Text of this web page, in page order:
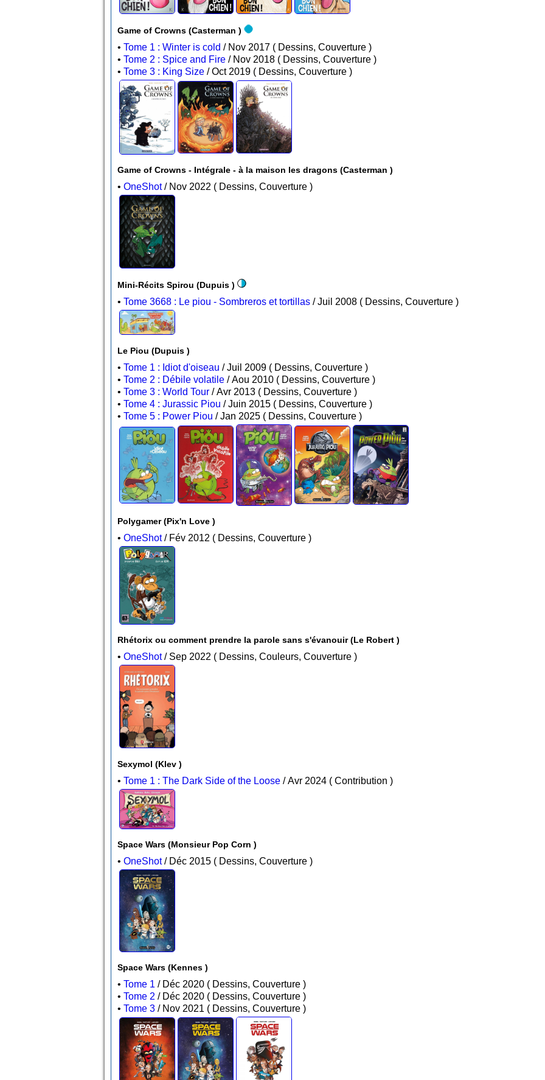
Game of Crowns (Casterman )
• Tome 1 : Winter is cold
/ Nov 2017 ( Dessins, Couverture )
• Tome 2 : Spice and Fire
/ Nov 2018 ( Dessins, Couverture )
• Tome 3 : King Size / Oct 2019 ( Dessins, Couverture )
Game of Crowns - Intégrale - à la maison les dragons (Casterman )
• OneShot / Nov 2022 ( Dessins, Couverture )
Mini-Récits Spirou (Dupuis )
• Tome 3668 : Le piou - Sombreros et tortillas / Juil 2008 ( Dessins, Couverture )
Le Piou (Dupuis )
• Tome 1 : Idiot d'oiseau
/ Juil 2009 ( Dessins, Couverture )
• Tome 2 : Débile volatile
/ Aou 2010 ( Dessins, Couverture )
• Tome 3 : World Tour
/ Avr 2013 ( Dessins, Couverture )
• Tome 4 : Jurassic Piou
/ Juin 2015 ( Dessins, Couverture )
• Tome 5 : Power Piou / Jan 2025 ( Dessins, Couverture )
Polygamer (Pix'n Love )
• OneShot / Fév 2012 ( Dessins, Couverture )
Rhétorix ou comment prendre la parole sans s'évanouir (Le Robert )
• OneShot / Sep 2022 ( Dessins, Couleurs, Couverture )
Sexymol (Klev )
• Tome 1 : The Dark Side of the Loose / Avr 2024 ( Contribution )
Space Wars (Monsieur Pop Corn )
• OneShot / Déc 2015 ( Dessins, Couverture )
Space Wars (Kennes )
• Tome 1
/ Déc 2020 ( Dessins, Couverture )
• Tome 2
/ Déc 2020 ( Dessins, Couverture )
• Tome 3 / Nov 2021 ( Dessins, Couverture )